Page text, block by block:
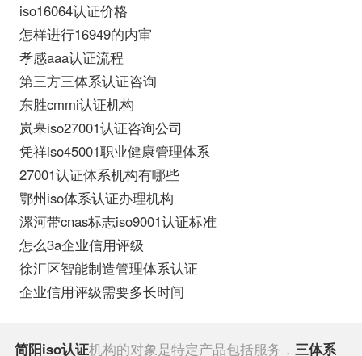
iso16064认证价格
怎样进行16949的内审
孝感aaa认证流程
第三方三体系认证咨询
东胜cmmi认证机构
岚皋iso27001认证咨询公司
凭祥iso45001职业健康管理体系
27001认证体系机构有哪些
鄂州iso体系认证办理机构
漯河带cnas标志iso9001认证标准
怎么3a企业信用评级
徐汇区智能制造管理体系认证
企业信用评级需要多长时间
简阳iso认证机构的对象是特定产品包括服务， 三体系